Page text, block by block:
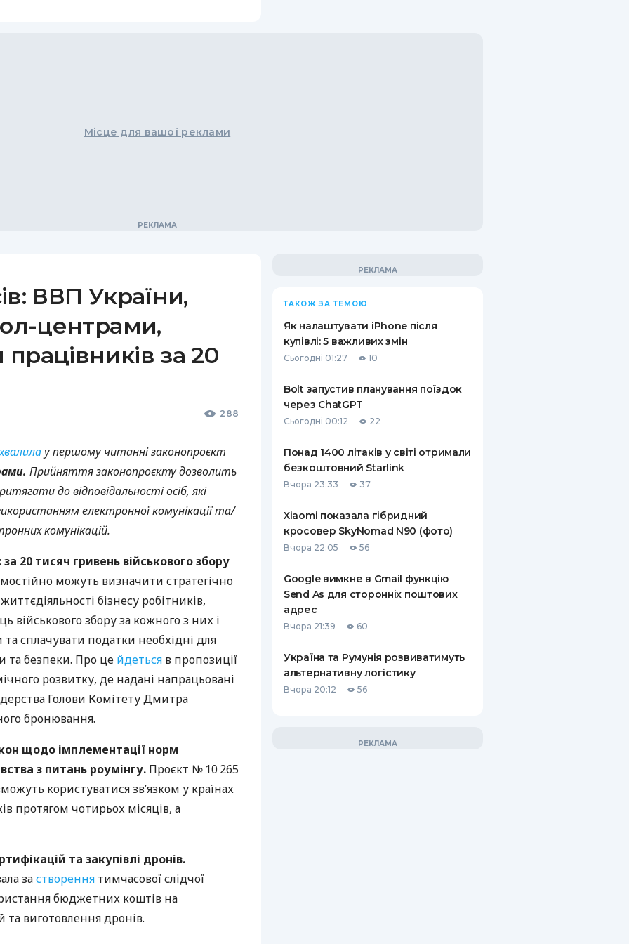
Місце для вашої реклами
ВВП України,
центрами,
за 20
288
у першому читанні законопроєкт
Прийняття законопроєкту дозволить
до відповідальності осіб, які
електронної комунікації та/
комунікацій.
20 тисяч гривень військового збору
можуть визначити стратегічно
бізнесу робітників,
військового збору за кожного з них і
сплачувати податки необхідні для
та безпеки. Про це йдеться в пропозиції
розвитку, де надані напрацьовані
Голови Комітету Дмитра
бронювання.
щодо імплементації норм
з питань роумінгу. Проєкт № 10 265
користуватися зв’язком у країнах
протягом чотирьох місяців, а
та закупівлі дронів.
застворення тимчасової слідчої
бюджетних коштів на
та виготовлення дронів.
ТАКОЖ ЗА ТЕМОЮ
Як налаштувати iPhone після
купівлі: 5 важливих змін
Сьогодні 01:27 10
Bolt запустив планування поїздок
через ChatGPT
Сьогодні 00:12 22
Понад 1400 літаків у світі отримали
безкоштовний Starlink
Вчора 23:33 37
Xiaomi показала гібридний
кросовер SkyNomad N90 (фото)
Вчора 22:05 56
Google вимкне в Gmail функцію
Send As для сторонніх поштових
адрес
Вчора 21:39 60
Україна та Румунія розвиватимуть
альтернативну логістику
Вчора 20:12 56